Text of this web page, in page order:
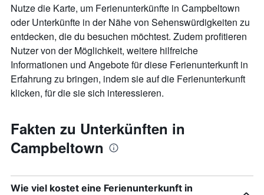
Zimmerpreis
anzeigt.
Nutze die Karte, um Ferienunterkünfte in Campbeltown
oder Unterkünfte in der Nähe von Sehenswürdigkeiten zu
entdecken, die du besuchen möchtest. Zudem profitieren
Nutzer von der Möglichkeit, weitere hilfreiche
Informationen und Angebote für diese Ferienunterkunft in
Erfahrung zu bringen, indem sie auf die Ferienunterkunft
klicken, für die sie sich interessieren.
Fakten zu Unterkünften in
Campbeltown
Wie viel kostet eine Ferienunterkunft in